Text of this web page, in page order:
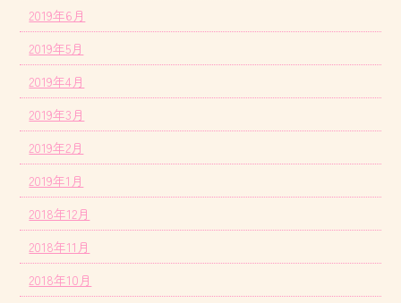
2019年6月
2019年5月
2019年4月
2019年3月
2019年2月
2019年1月
2018年12月
2018年11月
2018年10月